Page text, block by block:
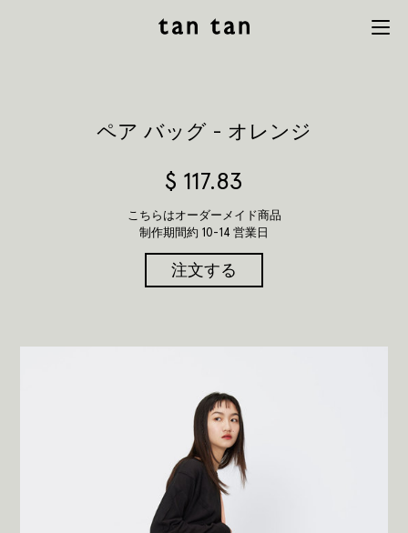
ペア バッグ - オレンジ
$ 117.83
こちらはオーダーメイド商品
制作期間約 10-14 営業日
注文する